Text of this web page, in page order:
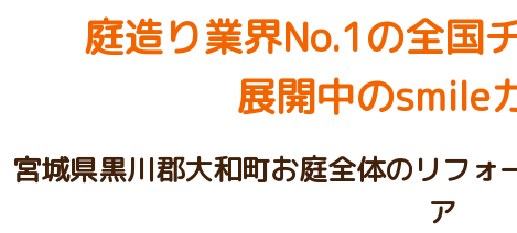
庭造り業界No.1の全国
展開中のsmile
宮城県黒川郡大和町お庭全体のリフォ
ア